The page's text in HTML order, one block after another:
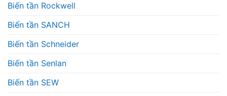
Biến tần Rockwell
Biến tần SANCH
Biến tần Schneider
Biến tần Senlan
Biến tần SEW